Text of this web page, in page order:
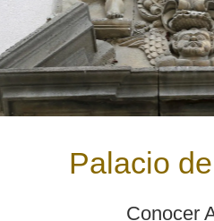
Palacio
Conocer